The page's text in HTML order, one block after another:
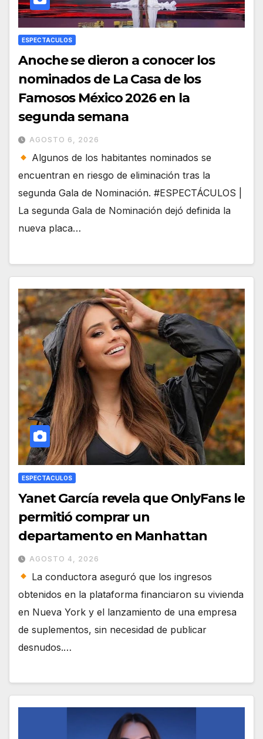
ESPECTACULOS
Anoche se dieron a conocer los
nominados de La Casa de los
Famosos México 2026 en la
segunda semana
AGOSTO 6, 2026
Algunos de los habitantes nominados se
encuentran en riesgo de eliminación tras la
segunda Gala de Nominación. #ESPECTÁCULOS |
La segunda Gala de Nominación dejó definida la
nueva placa…
ESPECTACULOS
Yanet García revela que OnlyFans le
permitió comprar un
departamento en Manhattan
AGOSTO 4, 2026
La conductora aseguró que los ingresos
obtenidos en la plataforma financiaron su vivienda
en Nueva York y el lanzamiento de una empresa
de suplementos, sin necesidad de publicar
desnudos.…